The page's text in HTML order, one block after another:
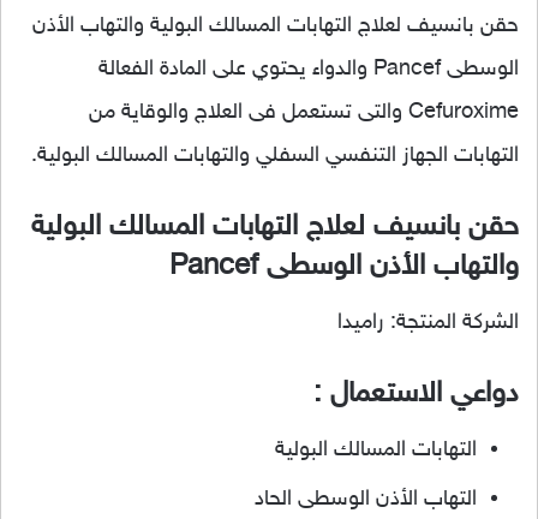
حقن بانسيف لعلاج التهابات المسالك البولية والتهاب الأذن
الوسطى Pancef والدواء يحتوي على المادة الفعالة
Cefuroxime والتى تستعمل فى العلاج والوقاية من
التهابات الجهاز التنفسي السفلي والتهابات المسالك البولية.
حقن بانسيف لعلاج التهابات المسالك البولية
والتهاب الأذن الوسطى Pancef
الشركة المنتجة: راميدا
دواعي الاستعمال :
التهابات المسالك البولية
التهاب الأذن الوسطى الحاد